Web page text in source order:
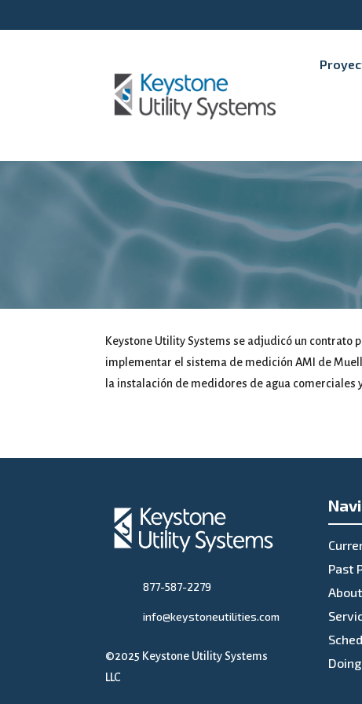
Keystone Utility Systems se adjudicó un contrato
implementar el sistema de medición AMI de
la instalación de medidores de agua
877-587-2279
info@keystoneutilities.com
©2025 Keystone Utility Systems
LLC
Past
About